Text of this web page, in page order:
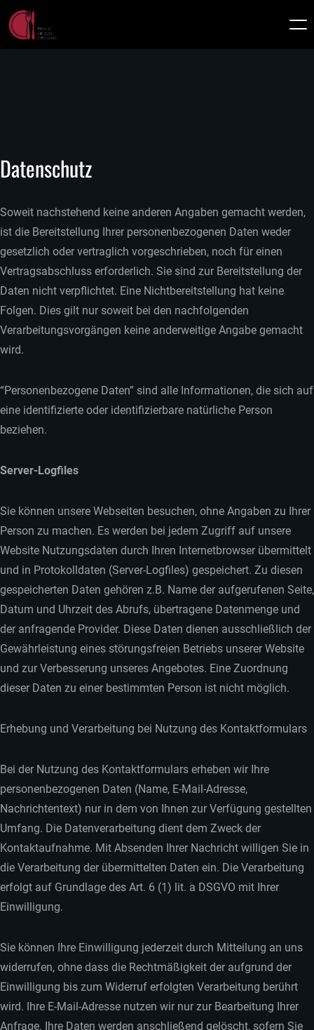
Datenschutz
Soweit nachstehend keine anderen Angaben gemacht werden,
ist die Bereitstellung Ihrer personenbezogenen Daten weder
gesetzlich oder vertraglich vorgeschrieben, noch für einen
Vertragsabschluss erforderlich. Sie sind zur Bereitstellung der
Daten nicht verpflichtet. Eine Nichtbereitstellung hat keine
Folgen. Dies gilt nur soweit bei den nachfolgenden
Verarbeitungsvorgängen keine anderweitige Angabe gemacht
wird.
“Personenbezogene Daten” sind alle Informationen, die sich auf
eine identifizierte oder identifizierbare natürliche Person
beziehen.
Server-Logfiles
Sie können unsere Webseiten besuchen, ohne Angaben zu Ihrer
Person zu machen. Es werden bei jedem Zugriff auf unsere
Website Nutzungsdaten durch Ihren Internetbrowser übermittelt
und in Protokolldaten (Server-Logfiles) gespeichert. Zu diesen
gespeicherten Daten gehören z.B. Name der aufgerufenen Seite,
Datum und Uhrzeit des Abrufs, übertragene Datenmenge und
der anfragende Provider. Diese Daten dienen ausschließlich der
Gewährleistung eines störungsfreien Betriebs unserer Website
und zur Verbesserung unseres Angebotes. Eine Zuordnung
dieser Daten zu einer bestimmten Person ist nicht möglich.
Erhebung und Verarbeitung bei Nutzung des Kontaktformulars
Bei der Nutzung des Kontaktformulars erheben wir Ihre
personenbezogenen Daten (Name, E-Mail-Adresse,
Nachrichtentext) nur in dem von Ihnen zur Verfügung gestellten
Umfang. Die Datenverarbeitung dient dem Zweck der
Kontaktaufnahme. Mit Absenden Ihrer Nachricht willigen Sie in
die Verarbeitung der übermittelten Daten ein. Die Verarbeitung
erfolgt auf Grundlage des Art. 6 (1) lit. a DSGVO mit Ihrer
Einwilligung.
Sie können Ihre Einwilligung jederzeit durch Mitteilung an uns
widerrufen, ohne dass die Rechtmäßigkeit der aufgrund der
Einwilligung bis zum Widerruf erfolgten Verarbeitung berührt
wird. Ihre E-Mail-Adresse nutzen wir nur zur Bearbeitung Ihrer
Anfrage. Ihre Daten werden anschließend gelöscht, sofern Sie